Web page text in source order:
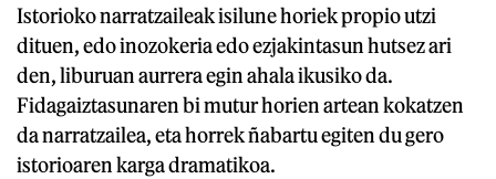
Istorioko narratzaileak isilune horiek propio utzi
dituen, edo inozokeria edo ezjakintasun hutsez ari
den, liburuan aurrera egin ahala ikusiko da.
Fidagaiztasunaren bi mutur horien artean kokatzen
da narratzailea, eta horrek ñabartu egiten du gero
istorioaren karga dramatikoa.